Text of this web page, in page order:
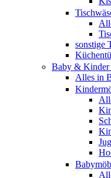
sonstige
Baby & Kinder
Alles in